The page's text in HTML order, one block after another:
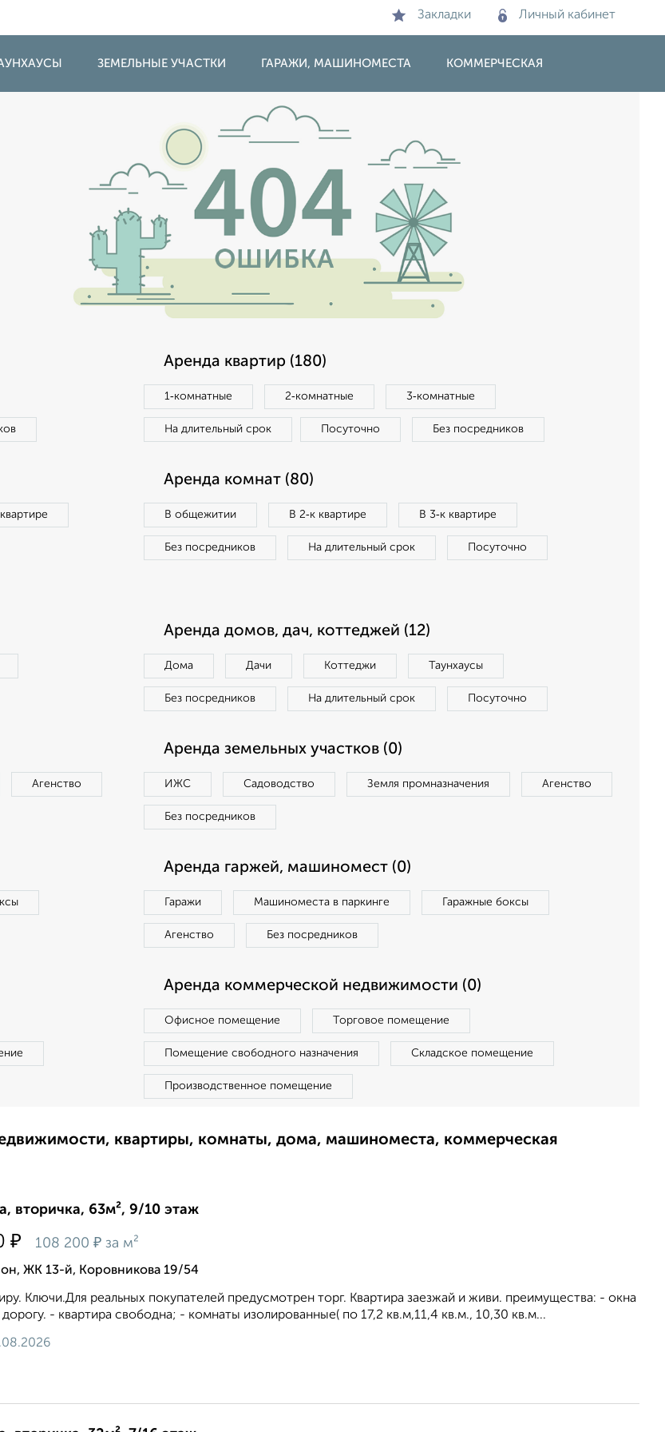
Закладки Личный кабинет
ЗЕМЕЛЬНЫЕ УЧАСТКИ ГАРАЖИ, МАШИНОМЕСТА КОММЕРЧЕСКАЯ
Аренда квартир (180)
1‑комнатные 2‑комнатные 3‑комнатные
На длительный срок Посуточно Без посредников
Аренда комнат (80)
В общежитии В 2‑к квартире В 3‑к квартире
Без посредников На длительный срок Посуточно
Аренда домов, дач, коттеджей (12)
Дома Дачи Коттеджи Таунхаусы
Без посредников На длительный срок Посуточно
Агенство
Аренда земельных участков (0)
ИЖС Садоводство Земля промназначения Агенство
Без посредников
Аренда гаржей, машиномест (0)
Гаражи Машиноместа в паркинге Гаражные боксы
Агенство Без посредников
Аренда коммерческой недвижимости (0)
Офисное помещение Торговое помещение
Помещение свободного назначения Складское помещение
Производственное помещение
квартиры, комнаты, дома, машиноместа, коммерческая
вторичка, 63м², 9/10 этаж
₽ 108 200 ₽ за м²
ЖК 13-й, Коровникова 19/54
Ключи.Для реальных покупателей предусмотрен торг. Квартира заезжай и живи. преимущества: - окна
- квартира свободна; - комнаты изолированные( по 17,2 кв.м,11,4 кв.м., 10,30 кв.м...